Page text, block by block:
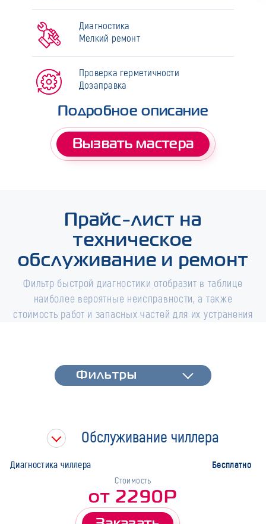
Диагностика
Мелкий ремонт
Проверка герметичности
Дозаправка
Подробное описание
Вызвать мастера
Прайс-лист на
техническое
обслуживание и ремонт
Фильтр быстрой диагностики отобразит в таблице
наиболее вероятные неисправности, а также
стоимость работ и запасных частей для их устранения
Фильтры
Марка
Фильтры
Обслуживание чиллера
Диагностика чиллера Бесплатно
Стоимость
от 2290Р